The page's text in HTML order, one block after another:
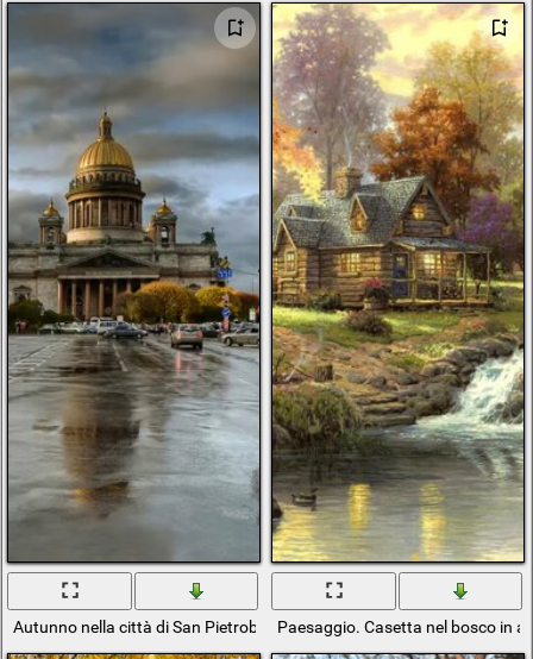
Autunno nella città di San PietroburgoPaesaggio. Casetta nel bosco in